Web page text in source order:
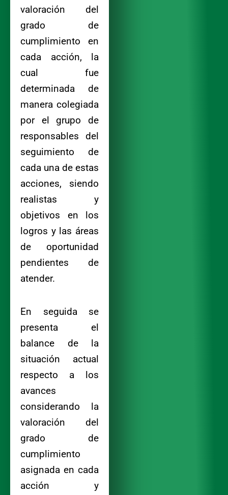
valoración del
grado de
cumplimiento en
cada acción, la
cual fue
determinada de
manera colegiada
por el grupo de
responsables del
seguimiento de
cada una de estas
acciones, siendo
realistas y
objetivos en los
logros y las áreas
de oportunidad
pendientes de
atender.
En seguida se
presenta el
balance de la
situación actual
respecto a los
avances
considerando la
valoración del
grado de
cumplimiento
asignada en cada
acción y